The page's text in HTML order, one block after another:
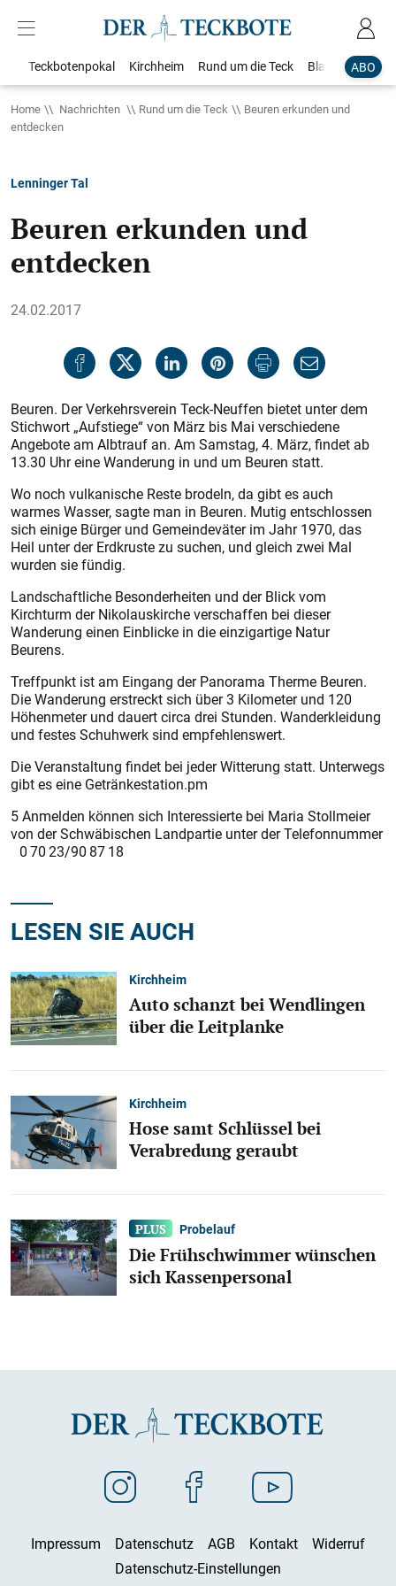
ABO
Teckbotenpokal Kirchheim Rund um die Teck Blaulicht
Home Nachrichten Rund um die Teck
Beuren erkunden und
entdecken
Lenninger Tal
Beuren erkunden und
entdecken
24.02.2017
Beuren. Der Verkehrsverein Teck-Neuffen bietet unter dem
Stichwort „Aufstiege“ von März bis Mai verschiedene
Angebote am Albtrauf an. Am Samstag, 4. März, findet ab
13.30 Uhr eine Wanderung in und um Beuren statt.
Wo noch vulkanische Reste brodeln, da gibt es auch
warmes Wasser, sagte man in Beuren. Mutig entschlossen
sich einige Bürger und Gemeindeväter im Jahr 1970, das
Heil unter der Erdkruste zu suchen, und gleich zwei Mal
wurden sie fündig.
Landschaftliche Besonderheiten und der Blick vom
Kirchturm der Nikolauskirche verschaffen bei dieser
Wanderung einen Einblicke in die einzigartige Natur
Beurens.
Treffpunkt ist am Eingang der Panorama Therme Beuren.
Die Wanderung erstreckt sich über 3 Kilometer und 120
Höhenmeter und dauert circa drei Stunden. Wanderkleidung
und festes Schuhwerk sind empfehlenswert.
Die Veranstaltung findet bei jeder Witterung statt. Unterwegs
gibt es eine Getränkestation.pm
5 Anmelden können sich Interessierte bei Maria Stollmeier
von der Schwäbischen Landpartie unter der Telefonnummer
0 70 23/90 87 18
LESEN SIE AUCH
Kirchheim
Auto schanzt bei Wendlingen
über die Leitplanke
Kirchheim
Hose samt Schlüssel bei
Verabredung geraubt
Probelauf
Die Frühschwimmer wünschen
sich Kassenpersonal
Impressum Datenschutz AGB Kontakt
Widerruf
Datenschutz-Einstellungen